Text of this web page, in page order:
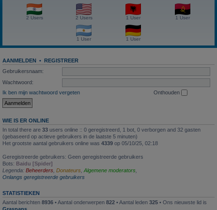
2 Users 2 Users 1 User 1 User
1 User 1 User
AANMELDEN • REGISTREER
Gebruikersnaam:
Wachtwoord:
Ik ben mijn wachtwoord vergeten
Onthouden
WIE IS ER ONLINE
In total there are 33 users online :: 0 geregistreerd, 1 bot, 0 verborgen and 32 gasten
(gebaseerd op actieve gebruikers in de laatste 5 minuten)
Het grootste aantal gebruikers online was 4339 op 05/10/25, 02:18
Geregistreerde gebruikers: Geen geregistreerde gebruikers
Bots: Baidu [Spider]
Legenda: Beheerders, Donateurs,Algemene moderators,
Onlangs geregistreerde gebruikers
STATISTIEKEN
Aantal berichten 8936 • Aantal onderwerpen 822 • Aantal leden 325 • Ons nieuwste lid is